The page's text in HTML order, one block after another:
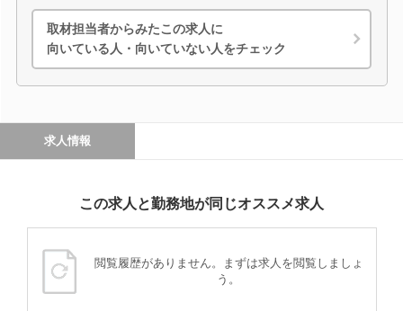
取材担当者からみたこの求人に
向いている人・向いていない人をチェック
求人情報
この求人と勤務地が同じオススメ求人
閲覧履歴がありません。まずは求人を閲覧しましょ
う。